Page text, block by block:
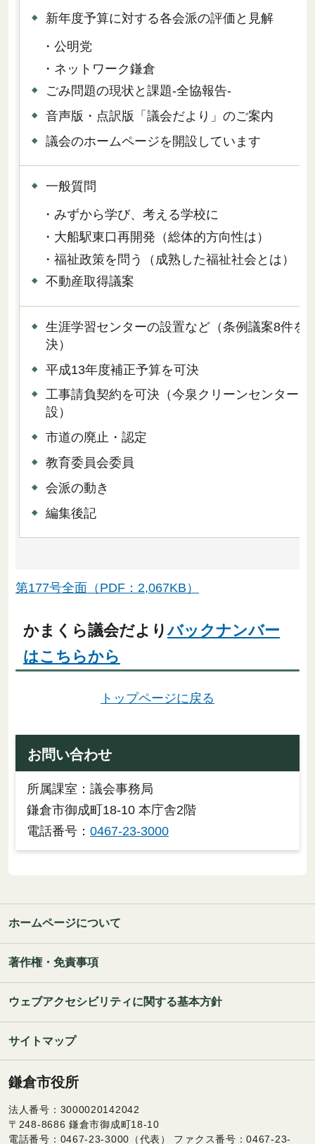
新年度予算に対する各会派の評価と見解
・公明党
・ネットワーク鎌倉
ごみ問題の現状と課題-全協報告-
音声版・点訳版「議会だより」のご案内
議会のホームページを開設しています
一般質問
・みずから学び、考える学校に
・大船駅東口再開発（総体的方向性は）
・福祉政策を問う（成熟した福祉社会とは）
不動産取得議案
生涯学習センターの設置など（条例議案8件を
決）
平成13年度補正予算を可決
工事請負契約を可決（今泉クリーンセンター中
設）
市道の廃止・認定
教育委員会委員
会派の動き
編集後記
第177号全面（PDF：2,067KB）
かまくら議会だよりバックナンバー
はこちらから
トップページに戻る
お問い合わせ
所属課室：議会事務局
鎌倉市御成町18-10 本庁舎2階
電話番号： 0467-23-3000
ホームページについて
著作権・免責事項
ウェブアクセシビリティに関する基本方針
サイトマップ
鎌倉市役所
法人番号：3000020142042
〒248-8686 鎌倉市御成町18-10
電話番号：0467-23-3000（代表） ファクス番号：0467-23-